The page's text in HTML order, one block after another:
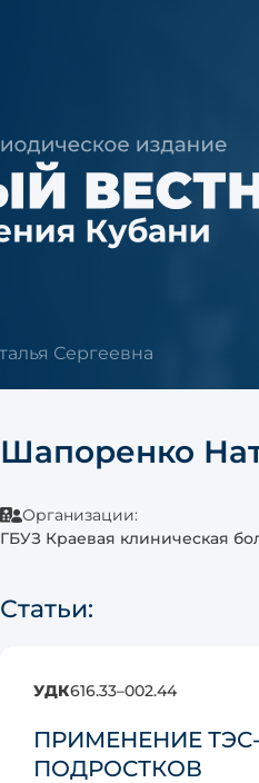
Сергеевна
Шапоренко
Организации:
ГБУЗ Краевая клиническая
Статьи:
УДК616.33–002.44
ПРИМЕНЕНИЕ
ПОДРОСТКОВ